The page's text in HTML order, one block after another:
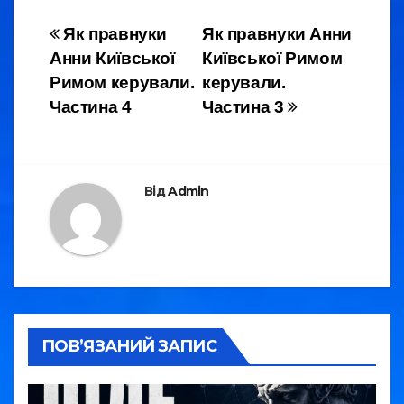
e
b
o
o
er
gr
a
m
e
Навігація
записів
Як правнуки Анни
Київської Римом
керували.
Частина 3
Як правнуки
Анни Київської
Римом керували.
Частина 4
ВідAdmin
ПОВ’ЯЗАНИЙ ЗАПИС